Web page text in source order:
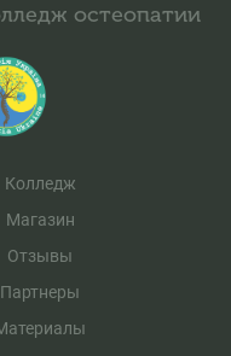
остеопатии
Колледж
Магазин
Отзывы
Партнеры